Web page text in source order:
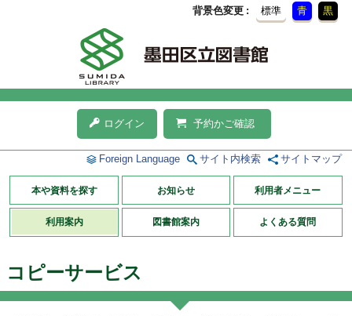
背景色変更 標準 青 黒
ログイン 予約かご確認
Foreign Language サイト内検索 サイトマップ
本や資料を探す お知らせ 利用者メニュー
利用案内 図書館案内 よくある質問
コピーサービス